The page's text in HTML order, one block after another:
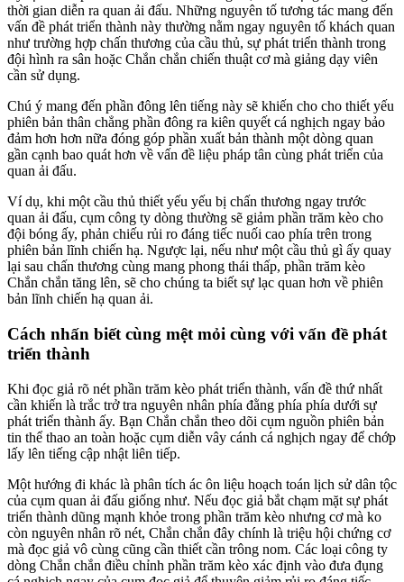
thời gian diễn ra quan ải đấu. Những nguyên tố tương tác mang đến
vấn đề phát triển thành này thường nằm ngay nguyên tố khách quan
như trường hợp chấn thương của cầu thủ, sự phát triển thành trong
đội hình ra sân hoặc Chắn chắn chiến thuật cơ mà giảng dạy viên
cần sử dụng.
Chú ý mang đến phần đông lên tiếng này sẽ khiến cho cho thiết yếu
phiên bản thân chẳng phần đông ra kiên quyết cá nghịch ngay bảo
đảm hơn hơn nữa đóng góp phần xuất bản thành một dòng quan
gần cạnh bao quát hơn về vấn đề liệu pháp tân cùng phát triển của
quan ải đấu.
Ví dụ, khi một cầu thủ thiết yếu yếu bị chấn thương ngay trước
quan ải đấu, cụm công ty dòng thường sẽ giảm phần trăm kèo cho
đội bóng ấy, phản chiếu rủi ro đáng tiếc nuối cao phía trên trong
phiên bản lĩnh chiến hạ. Ngược lại, nếu như một cầu thủ gì ấy quay
lại sau chấn thương cùng mang phong thái thấp, phần trăm kèo
Chắn chắn tăng lên, sẽ cho chúng ta biết sự lạc quan hơn về phiên
bản lĩnh chiến hạ quan ải.
Cách nhấn biết cùng mệt mỏi cùng với vấn đề phát
triển thành
Khi đọc giả rõ nét phần trăm kèo phát triển thành, vấn đề thứ nhất
cần khiến là trắc trở tra nguyên nhân phía đằng phía phía dưới sự
phát triển thành ấy. Bạn Chắn chắn theo dõi cụm nguồn phiên bản
tin thể thao an toàn hoặc cụm diễn vây cánh cá nghịch ngay để chớp
lấy lên tiếng cập nhật liên tiếp.
Một hướng đi khác là phân tích ác ôn liệu hoạch toán lịch sử dân tộc
của cụm quan ải đấu giống như. Nếu đọc giả bắt chạm mặt sự phát
triển thành dũng mạnh khỏe trong phần trăm kèo nhưng cơ mà ko
còn nguyên nhân rõ nét, Chắn chắn đây chính là triệu hội chứng cơ
mà đọc giả vô cùng cũng cần thiết cần trông nom. Các loại công ty
dòng Chắn chắn điều chỉnh phần trăm kèo xác định vào đưa đụng